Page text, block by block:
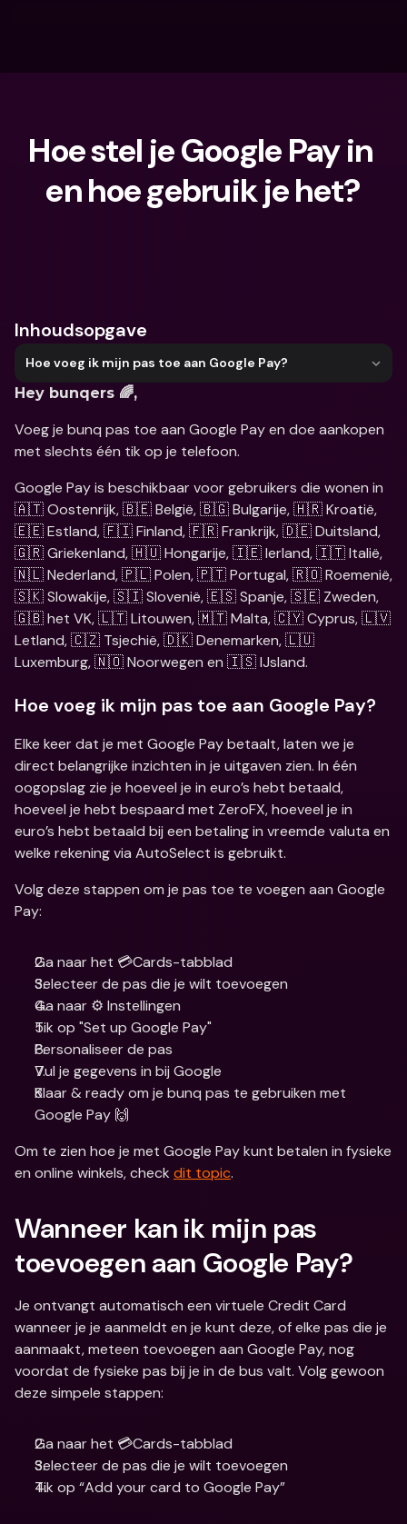
Hoe stel je Google Pay in
en hoe gebruik je het?
Inhoudsopgave
Hoe voeg ik mijn pas toe aan Google Pay?
Hey bunqers 🌈,
Voeg je bunq pas toe aan Google Pay en doe aankopen
met slechts één tik op je telefoon.
Google Pay is beschikbaar voor gebruikers die wonen in
🇦🇹 Oostenrijk, 🇧🇪 België, 🇧🇬 Bulgarije, 🇭🇷 Kroatië,
🇪🇪 Estland, 🇫🇮 Finland, 🇫🇷 Frankrijk, 🇩🇪 Duitsland,
🇬🇷 Griekenland, 🇭🇺 Hongarije, 🇮🇪 Ierland, 🇮🇹 Italië,
🇳🇱 Nederland, 🇵🇱 Polen, 🇵🇹 Portugal, 🇷🇴 Roemenië,
🇸🇰 Slowakije, 🇸🇮 Slovenië, 🇪🇸 Spanje, 🇸🇪 Zweden,
🇬🇧 het VK, 🇱🇹 Litouwen, 🇲🇹 Malta, 🇨🇾 Cyprus, 🇱🇻
Letland, 🇨🇿 Tsjechië, 🇩🇰 Denemarken, 🇱🇺
Luxemburg, 🇳🇴 Noorwegen en 🇮🇸 IJsland.
Hoe voeg ik mijn pas toe aan Google Pay?
Elke keer dat je met Google Pay betaalt, laten we je
direct belangrijke inzichten in je uitgaven zien. In één
oogopslag zie je hoeveel je in euro’s hebt betaald,
hoeveel je hebt bespaard met ZeroFX, hoeveel je in
euro’s hebt betaald bij een betaling in vreemde valuta en
welke rekening via AutoSelect is gebruikt.
Volg deze stappen om je pas toe te voegen aan Google
Pay:
Ga naar het 💳Cards-tabblad
Selecteer de pas die je wilt toevoegen
Ga naar ⚙️ Instellingen
Tik op "Set up Google Pay"
Personaliseer de pas
Vul je gegevens in bij Google
Klaar & ready om je bunq pas te gebruiken met
Google Pay 🙌
Om te zien hoe je met Google Pay kunt betalen in fysieke
en online winkels, check dit topic.
Wanneer kan ik mijn pas
toevoegen aan Google Pay?
Je ontvangt automatisch een virtuele Credit Card
wanneer je je aanmeldt en je kunt deze, of elke pas die je
aanmaakt, meteen toevoegen aan Google Pay, nog
voordat de fysieke pas bij je in de bus valt. Volg gewoon
deze simpele stappen:
Ga naar het 💳Cards-tabblad
Selecteer de pas die je wilt toevoegen
Tik op “Add your card to Google Pay”